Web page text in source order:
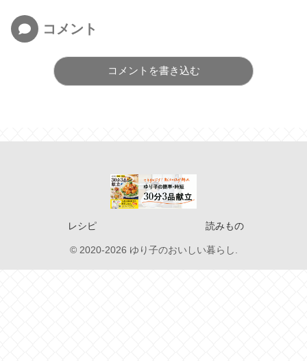
コメント
コメントを書き込む
レシピ 読みもの
© 2020-2026 ゆり子のおいしい暮らし.